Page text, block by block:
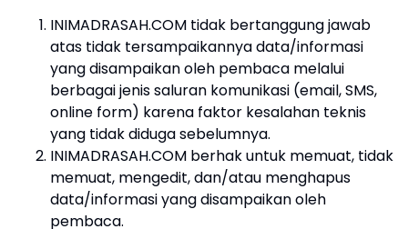
INIMADRASAH.COM tidak bertanggung jawab
atas tidak tersampaikannya data/informasi
yang disampaikan oleh pembaca melalui
berbagai jenis saluran komunikasi (email, SMS,
online form) karena faktor kesalahan teknis
yang tidak diduga sebelumnya.
INIMADRASAH.COM berhak untuk memuat, tidak
memuat, mengedit, dan/atau menghapus
data/informasi yang disampaikan oleh
pembaca.